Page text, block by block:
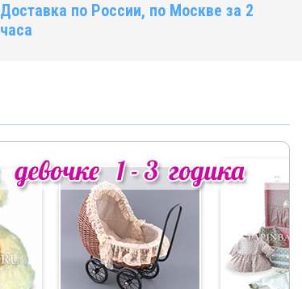
Доставка по России, по Москве за 2
часа